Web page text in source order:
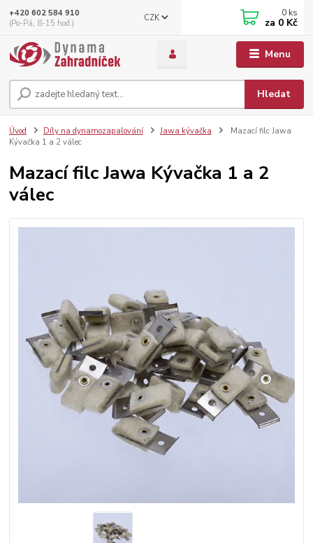
Menu
CZK
Hledat
+420 602 584 910
(Po-Pá, 8-15 hod.)
0 ks
za 0 Kč
Úvod Díly na dynamozapalování Jawa kývačka
Mazací filc Jawa
Kývačka 1 a 2 válec
Mazací filc Jawa Kývačka 1 a 2
válec